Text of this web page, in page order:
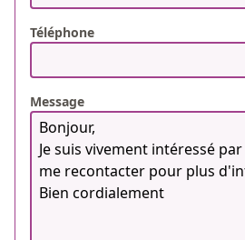
Téléphone
Message